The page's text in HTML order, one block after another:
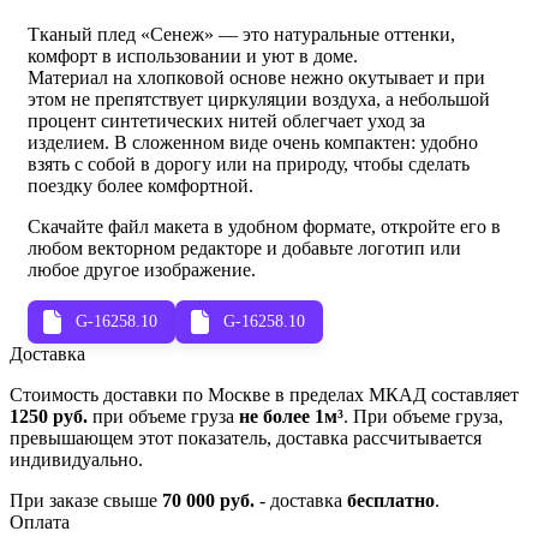
Тканый плед «Сенеж» — это натуральные оттенки,
комфорт в использовании и уют в доме.
Материал на хлопковой основе нежно окутывает и при
этом не препятствует циркуляции воздуха, а небольшой
процент синтетических нитей облегчает уход за
изделием. В сложенном виде очень компактен: удобно
взять с собой в дорогу или на природу, чтобы сделать
поездку более комфортной.
Скачайте файл макета в удобном формате, откройте его в
любом векторном редакторе и добавьте логотип или
любое другое изображение.
G-16258.10 G-16258.10
Доставка
Стоимость доставки по Москве в пределах МКАД составляет
1250 руб. при объеме груза не более 1м³. При объеме груза,
превышающем этот показатель, доставка рассчитывается
индивидуально.
При заказе свыше 70 000 руб. - доставка бесплатно.
Оплата